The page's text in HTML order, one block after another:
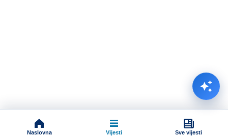
Naslovna Vijesti Sve vijesti